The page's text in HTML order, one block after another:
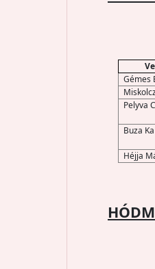
Gémes
Pelyva
Buza
Héjja